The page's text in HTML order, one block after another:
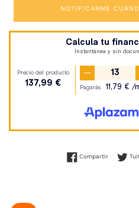
NOTIFICARME
CompartirCompartir